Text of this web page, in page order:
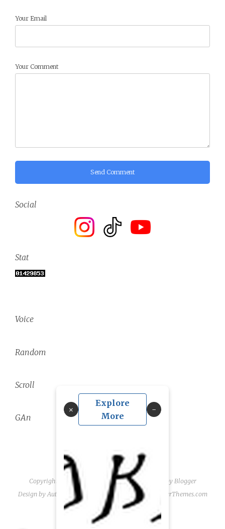
Your Email
Your Comment
Send Comment
Social
Stat
Voice
Random
×
Explore
More
Scroll
GAn
Copyright © 2026 linguae scriptaque| Powered by Blogger
Design byAutomattic | Blogger Theme by NewBloggerThemes.com